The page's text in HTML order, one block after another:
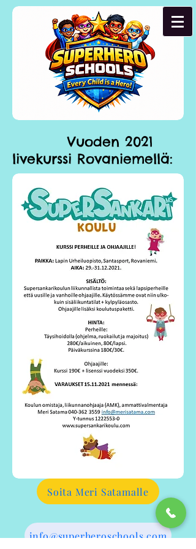
Vuoden 2021
livekurssi Rovaniemellä:
Soita Meri Satamalle
info@superheroschools.com